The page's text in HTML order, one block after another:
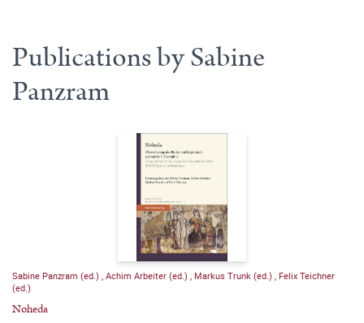
Publications by Sabine
Panzram
Sabine Panzram (ed.) Achim Arbeiter (ed.) Markus Trunk (ed.)
Felix Teichner
(ed.)
Noheda